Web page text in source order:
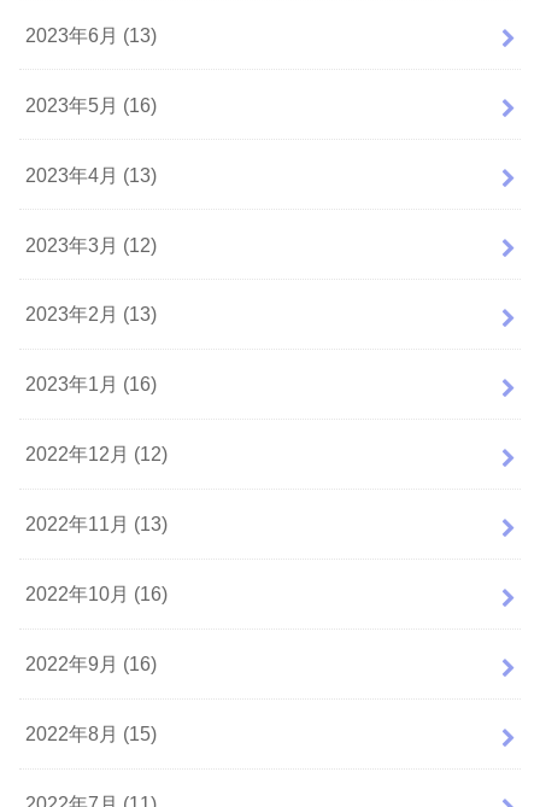
2023年6月 (13)
2023年5月 (16)
2023年4月 (13)
2023年3月 (12)
2023年2月 (13)
2023年1月 (16)
2022年12月 (12)
2022年11月 (13)
2022年10月 (16)
2022年9月 (16)
2022年8月 (15)